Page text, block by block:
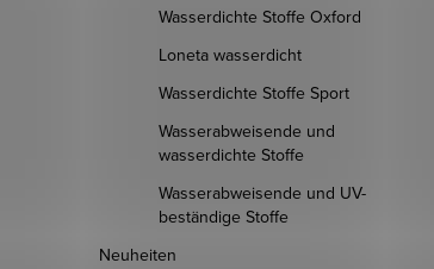
Wasserdichte Stoffe Oxford
Loneta wasserdicht
Wasserdichte Stoffe Sport
Wasserabweisende und
wasserdichte Stoffe
Wasserabweisende und UV-
beständige Stoffe
Neuheiten